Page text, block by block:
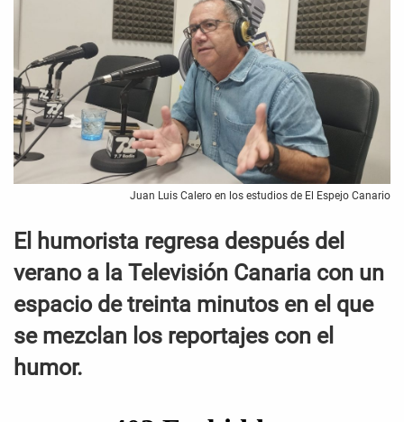
Juan Luis Calero en los estudios de El Espejo Canario
El humorista regresa después del
verano a la Televisión Canaria con un
espacio de treinta minutos en el que
se mezclan los reportajes con el
humor.